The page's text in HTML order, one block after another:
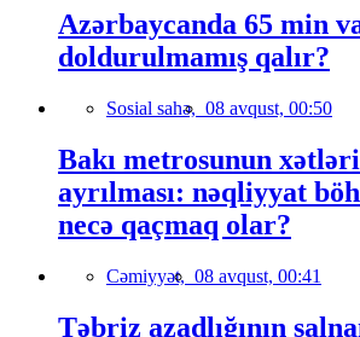
Azərbaycanda 65 min
doldurulmamış qalır?
Sosial sahə, 08 avqust, 00:50
Bakı metrosunun
ayrılması: nəqliyyat
necə qaçmaq olar?
Cəmiyyət, 08 avqust, 00:41
Təbriz azadlığının